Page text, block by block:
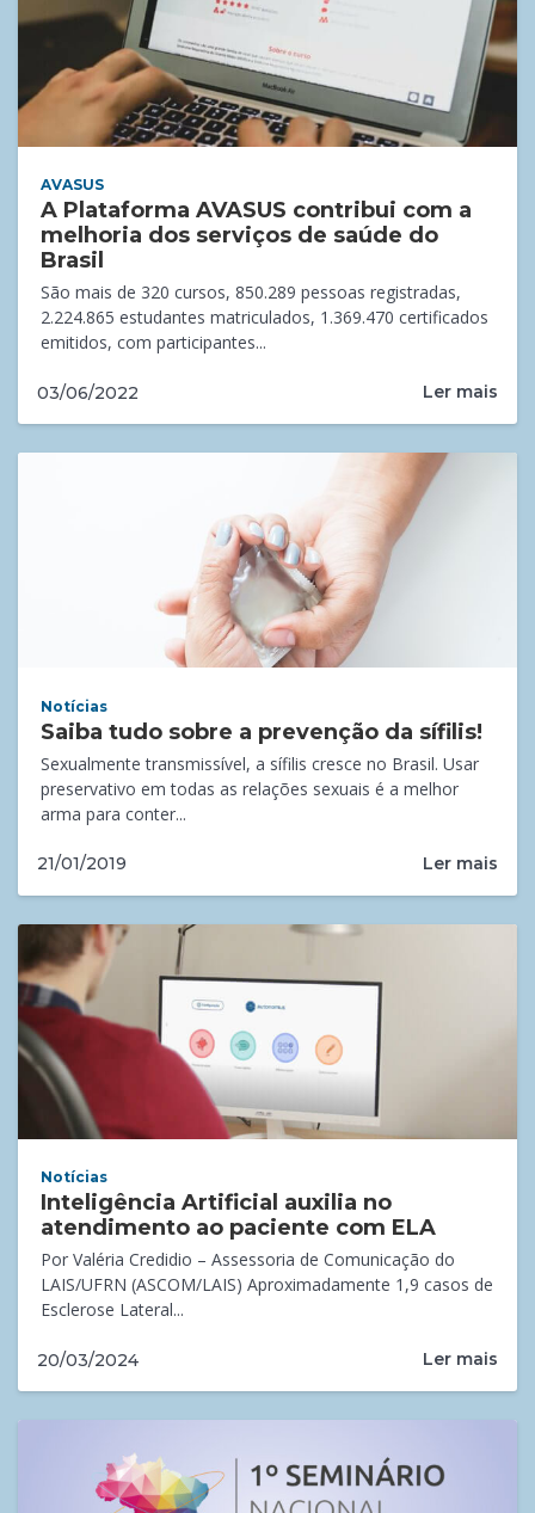
AVASUS
A Plataforma AVASUS contribui com a
melhoria dos serviços de saúde do
Brasil
São mais de 320 cursos, 850.289 pessoas registradas,
2.224.865 estudantes matriculados, 1.369.470 certificados
emitidos, com participantes...
03/06/2022 Ler mais
Notícias
Saiba tudo sobre a prevenção da sífilis!
Sexualmente transmissível, a sífilis cresce no Brasil. Usar
preservativo em todas as relações sexuais é a melhor
arma para conter...
21/01/2019 Ler mais
Notícias
Inteligência Artificial auxilia no
atendimento ao paciente com ELA
Por Valéria Credidio – Assessoria de Comunicação do
LAIS/UFRN (ASCOM/LAIS) Aproximadamente 1,9 casos de
Esclerose Lateral...
20/03/2024 Ler mais